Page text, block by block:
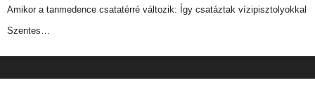
Amikor a tanmedence csatatérré változik: Így csatáztak vízipisztolyokkal
Szentes…